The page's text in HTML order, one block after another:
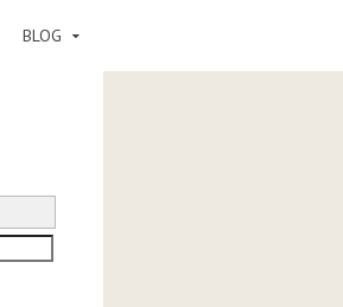
BLOG